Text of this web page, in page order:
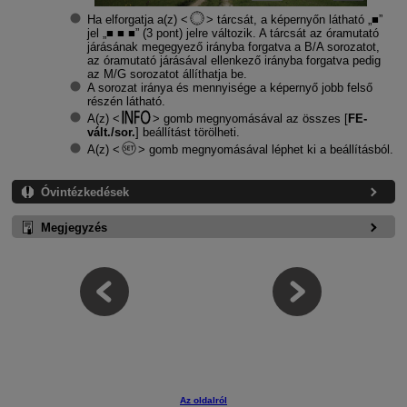
Ha elforgatja a(z)
tárcsát, a képernyőn látható „■”
jel „■ ■ ■” (3 pont) jelre változik. A tárcsát az óramutató
járásának megegyező irányba forgatva a B/A sorozatot,
az óramutató járásával ellenkező irányba forgatva pedig
az M/G sorozatot állíthatja be.
A sorozat iránya és mennyisége a képernyő jobb felső
részén látható.
A(z)
gomb megnyomásával az összes [FE-
vált./sor.] beállítást törölheti.
A(z)
gomb megnyomásával léphet ki a beállításból.
Óvintézkedések
Megjegyzés
Az oldalról